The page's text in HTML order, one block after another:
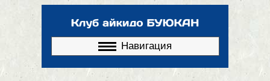
основному
Навигация